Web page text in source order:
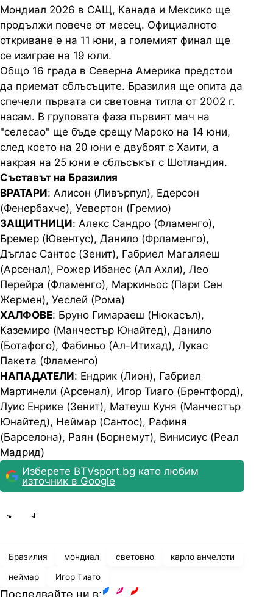
Мондиал 2026 в САЩ, Канада и Мексико ще
продължи повече от месец. Официалното
откриване е на 11 юни, а големият финал ще
се изиграе на 19 юли.
Общо 16 града в Северна Америка предстои
да приемат сблъсъците. Бразилия ще опита да
спечели първата си световна титла от 2002 г.
насам. В груповата фаза първият мач на
"селесао" ще бъде срещу Мароко на 14 юни,
след което на 20 юни е двубоят с Хаити, а
накрая на 25 юни е сблъсъкът с Шотландия.
Съставът на Бразилия
ВРАТАРИ: Алисон (Ливърпул), Едерсон
(Фенербахче), Уевертон (Гремио)
ЗАЩИТНИЦИ: Алекс Сандро (Фламенго),
Бремер (Ювентус), Данило (Фрламенго),
Дъглас Сантос (Зенит), Габриел Магаляеш
(Арсенал), Рожер Ибанес (Ал Ахли), Лео
Перейра (Фламенго), Маркиньос (Пари Сен
Жермен), Уеслей (Рома)
ХАЛФОВЕ: Бруно Гимараеш (Нюкасъл),
Каземиро (Манчестър Юнайтед), Данило
(Ботафого), Фабиньо (Ал-Итихад), Лукас
Пакета (Фламенго)
НАПАДАТЕЛИ: Ендрик (Лион), Габриел
Мартинели (Арсенал), Игор Тиаго (Брентфорд),
Луис Енрике (Зенит), Матеуш Куня (Манчестър
Юнайтед), Неймар (Сантос), Рафиня
(Барселона), Раян (Борнемут), Винисиус (Реал
Мадрид)
Изберете BTVsport.bg като любим
източник в Google
Бразилия мондиал световно карло анчелоти
неймар Игор Тиаго
Последвайте ни в: